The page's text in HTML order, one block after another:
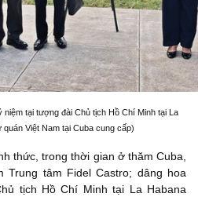
tại tượng đài Chủ tịch Hồ Chí Minh tại La
Việt Nam tại Cuba cung cấp)
thức, trong thời gian ở thăm Cuba,
Trung tâm Fidel Castro; dâng hoa
tịch Hồ Chí Minh tại La Habana